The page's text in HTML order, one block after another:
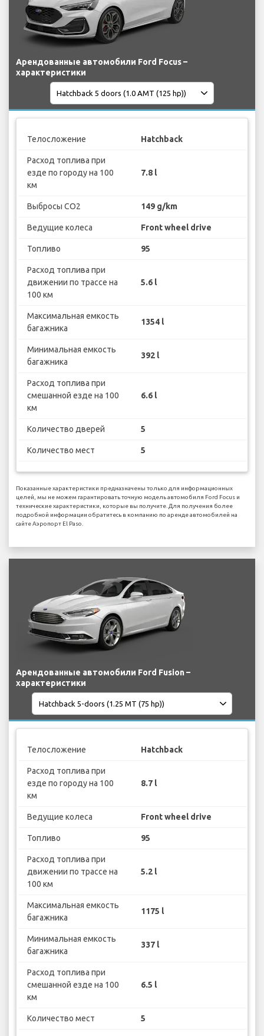
Арендованные автомобили Ford Focus –
характеристики
Телосложение Hatchback
Расход топлива при
езде по городу на 100
км
7.8 l
Выбросы CO2 149 g/km
Ведущие колеса Front wheel drive
Топливо 95
Расход топлива при
движении по трассе на
100 км
5.6 l
Максимальная емкость
багажника
1354 l
Минимальная емкость
багажника
392 l
Расход топлива при
смешанной езде на 100
км
6.6 l
Количество дверей 5
Количество мест 5
Показанные характеристики предназначены только для информационных
целей, мы не можем гарантировать точную модель автомобиля Ford Focus и
технические характеристики, которые вы получите. Для получения более
подробной информации обратитесь в компанию по аренде автомобилей на
сайте Аэропорт El Paso.
Арендованные автомобили Ford Fusion –
характеристики
Телосложение Hatchback
Расход топлива при
езде по городу на 100
км
8.7 l
Ведущие колеса Front wheel drive
Топливо 95
Расход топлива при
движении по трассе на
100 км
5.2 l
Максимальная емкость
багажника
1175 l
Минимальная емкость
багажника
337 l
Расход топлива при
смешанной езде на 100
км
6.5 l
Количество мест 5